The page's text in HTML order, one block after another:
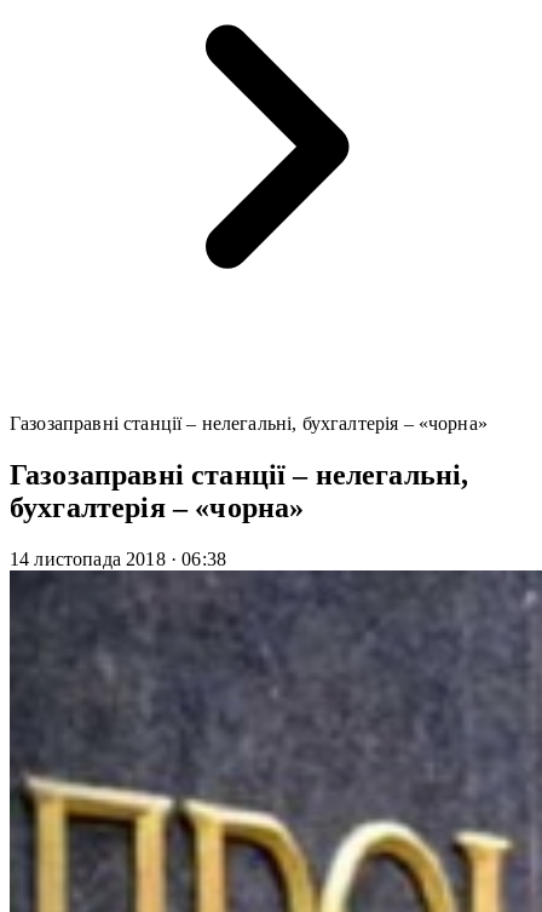
Газозаправні станції – нелегальні, бухгалтерія – «чорна»
Газозаправні станції – нелегальні,
бухгалтерія – «чорна»
14 листопада 2018 · 06:38